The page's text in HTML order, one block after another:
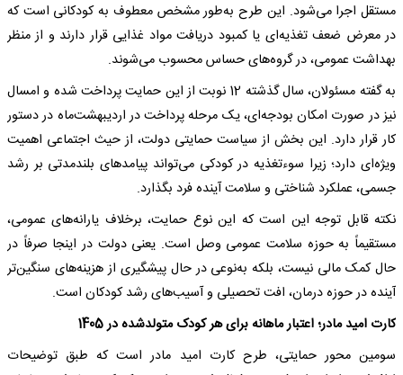
مستقل اجرا می‌شود. این طرح به‌طور مشخص معطوف به کودکانی است که
در معرض ضعف تغذیه‌ای یا کمبود دریافت مواد غذایی قرار دارند و از منظر
بهداشت عمومی، در گروه‌های حساس محسوب می‌شوند.
به گفته مسئولان، سال گذشته 12 نوبت از این حمایت پرداخت شده و امسال
نیز در صورت امکان بودجه‌ای، یک مرحله پرداخت در اردیبهشت‌ماه در دستور
کار قرار دارد. این بخش از سیاست حمایتی دولت، از حیث اجتماعی اهمیت
ویژه‌ای دارد؛ زیرا سوءتغذیه در کودکی می‌تواند پیامدهای بلندمدتی بر رشد
جسمی، عملکرد شناختی و سلامت آینده فرد بگذارد.
نکته قابل توجه این است که این نوع حمایت، برخلاف یارانه‌های عمومی،
مستقیماً به حوزه سلامت عمومی وصل است. یعنی دولت در اینجا صرفاً در
حال کمک مالی نیست، بلکه به‌نوعی در حال پیشگیری از هزینه‌های سنگین‌تر
آینده در حوزه درمان، افت تحصیلی و آسیب‌های رشد کودکان است.
کارت امید مادر؛ اعتبار ماهانه برای هر کودک متولدشده در 1405
سومین محور حمایتی، طرح کارت امید مادر است که طبق توضیحات